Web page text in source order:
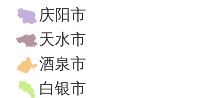
庆阳市
天水市
酒泉市
白银市